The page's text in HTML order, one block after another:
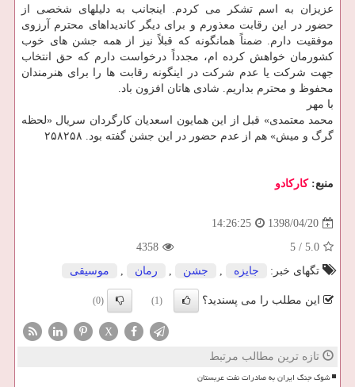
عزیزان به اسم تشكر می كردم. اینجانب به دلیلهای شخصی از
حضور در این رقابت معذورم و برای دیگر كاندیداهای محترم آرزوی
موفقیت دارم. ضمناً همانگونه كه قبلاً نیز از همه جشن های خوب
كشورمان خواهش كرده ام، مجدداً درخواست دارم كه حق انتخاب
جهت شركت یا عدم شركت در اینگونه رقابت ها را برای هنرمندان
محفوظ و محترم بداریم. شادی هاتان افزون باد.
با مهر
محمد معتمدی» قبل از این همایون اسعدیان كارگردان سریال «لحظه
گرگ و میش» هم از عدم حضور در این جشن گفته بود. ۲۵۸۲۵۸
منبع:كاركادو
1398/04/20
14:26:25
5.0
/
5
4358
تگهای خبر:
جایزه , جشن , رمان , موسیقی
این مطلب را می پسندید؟ (1)
(0)
X
تازه ترین مطالب مرتبط
شوک جنگ ایران به صادرات نفت عربستان